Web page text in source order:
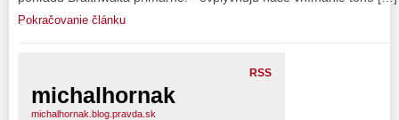
Pokračovanie článku
RSS
michalhornak
michalhornak.blog.pravda.sk